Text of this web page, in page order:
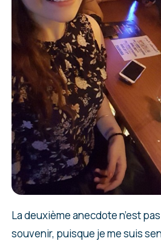
La deuxième anecdote n’est
souvenir, puisque je me suis